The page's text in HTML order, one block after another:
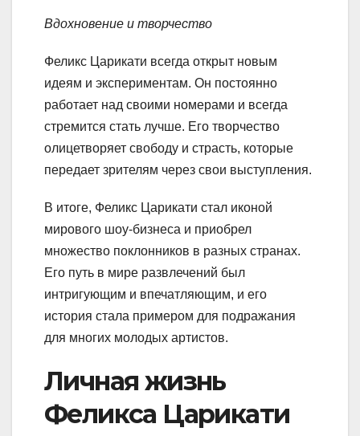
Вдохновение и творчество
Феликс Царикати всегда открыт новым
идеям и экспериментам. Он постоянно
работает над своими номерами и всегда
стремится стать лучше. Его творчество
олицетворяет свободу и страсть, которые
передает зрителям через свои выступления.
В итоге, Феликс Царикати стал иконой
мирового шоу-бизнеса и приобрел
множество поклонников в разных странах.
Его путь в мире развлечений был
интригующим и впечатляющим, и его
история стала примером для подражания
для многих молодых артистов.
Личная жизнь
Феликса Царикати